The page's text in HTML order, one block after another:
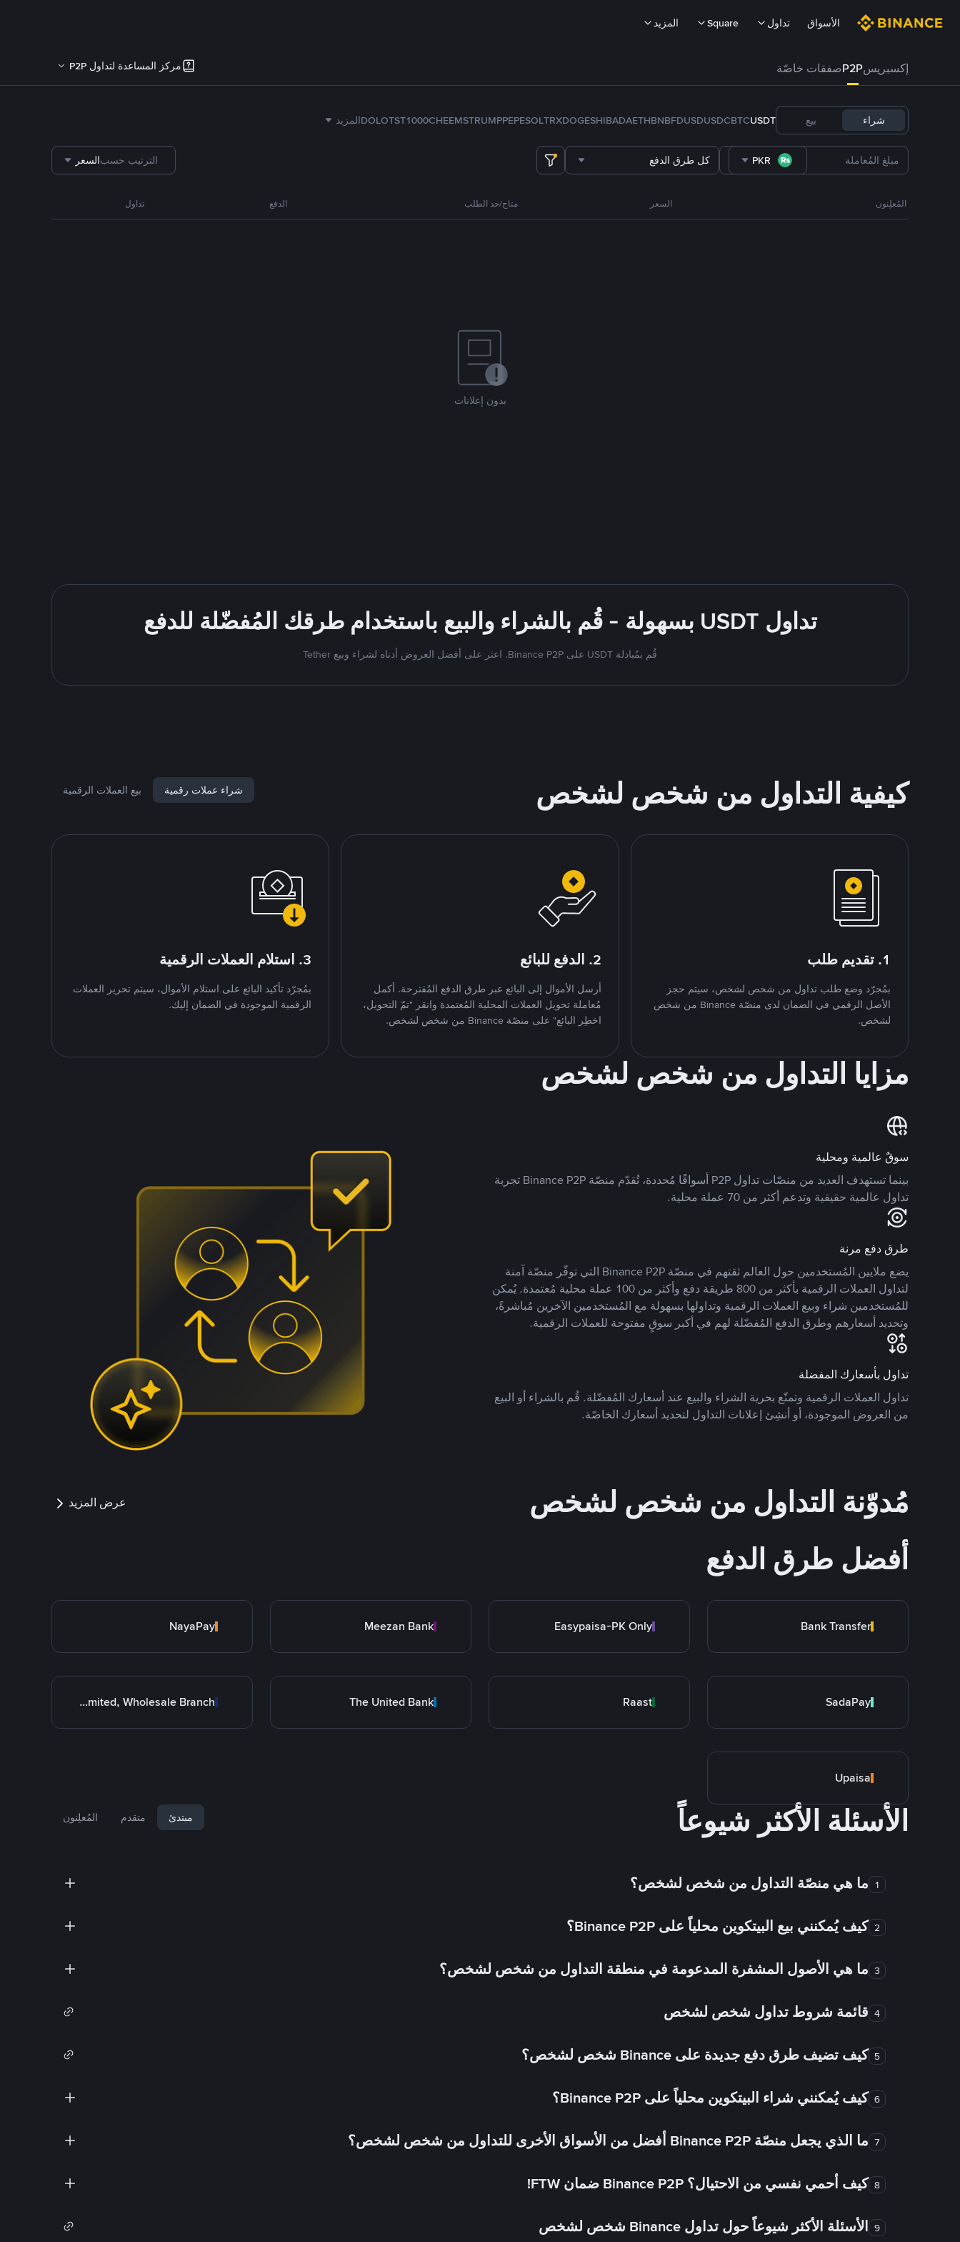
الأسواق تداول Square المزيد
إكسبريسP2Pصفقات خاصّة مركز المساعدة لتداول P2P
شراء بيع USDT
BTC
USDC
FDUSD
BNB
ETH
ADA
SHIB
DOGE
TRX
SOL
PEPE
TRUMP
1000CHEEMS
TST
DOLOالمزيد
PKR كل طرق الدفع الترتيب حسبالسعر
المُعلِنون السعر متاح/حد الطلب الدفع تداول
بدون إعلانات
تداول USDT بسهولة - قُم بالشراء والبيع باستخدام طرقك المُفضّلة للدفع
قُم بمُبادلة USDT على Binance P2P. اعثر على أفضل العروض أدناه لشراء وبيع Tether
كيفية التداول من شخص لشخص شراء عملات رقمية بيع العملات الرقمية
1. تقديم طلب
بمُجرّد وضع طلب تداول من شخص لشخص، سيتم حجز
الأصل الرقمي في الضمان لدى منصّة Binance من شخص
لشخص.
2. الدفع للبائع
أرسل الأموال إلى البائع عبر طرق الدفع المُقترحة. أكمل
مُعاملة تحويل العملات المحلية المُعتمدة وانقر "تمّ التحويل،
اخطِر البائع" على منصّة Binance من شخص لشخص.
3. استلام العملات الرقمية
بمُجرّد تأكيد البائع على استلام الأموال، سيتم تحرير العملات
الرقمية الموجودة في الضمان إليك.
مزايا التداول من شخص لشخص
سوقٌ عالمية ومحلية
بينما تستهدف العديد من منصّات تداول P2P أسواقًا مُحددة، تُقدّم منصّة Binance P2P تجربة
تداول عالمية حقيقية وتدعم أكثر من 70 عملة محلية.
طرق دفع مرنة
يضع ملايين المُستخدمين حول العالم ثقتهم في منصّة Binance P2P التي توفّر منصّة آمنة
لتداول العملات الرقمية بأكثر من 800 طريقة دفع وأكثر من 100 عملة محلية مُعتمدة. يُمكن
للمُستخدمين شراء وبيع العملات الرقمية وتداولها بسهولة مع المُستخدمين الآخرين مُباشرةً،
وتحديد أسعارهم وطرق الدفع المُفضّلة لهم في أكبر سوقٍ مفتوحة للعملات الرقمية.
تداول بأسعارك المفضلة
تداول العملات الرقمية وتمتّع بحرية الشراء والبيع عند أسعارك المُفضّلة. قُم بالشراء أو البيع
من العروض الموجودة، أو أنشِئ إعلانات التداول لتحديد أسعارك الخاصّة.
مُدوّنة التداول من شخص لشخص عرض المزيد
أفضل طرق الدفع
Bank Transfer
Easypaisa-PK Only
Meezan Bank
NayaPay
SadaPay
Raast
The United Bank
Allied Bank Limited, Wholesale Branch
Upaisa
الأسئلة الأكثر شيوعاً مبتدئ متقدم المُعلِنون
1 ما هي منصّة التداول من شخص لشخص؟
2 كيف يُمكنني بيع البيتكوين محلياً على Binance P2P؟
3 ما هي الأصول المشفرة المدعومة في منطقة التداول من شخص لشخص؟
4 قائمة شروط تداول شخص لشخص
5 كيف تضيف طرق دفع جديدة على Binance شخص لشخص؟
6 كيف يُمكنني شراء البيتكوين محلياً على Binance P2P؟
7 ما الذي يجعل منصّة Binance P2P أفضل من الأسواق الأخرى للتداول من شخص لشخص؟
8 كيف أحمي نفسي من الاحتيال؟ Binance P2P ضمان FTW!
9 الأسئلة الأكثر شيوعاً حول تداول Binance شخص لشخص